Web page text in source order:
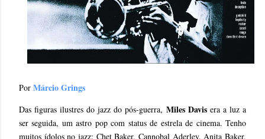
Por Márcio Grings
Das figuras ilustres do jazz do pós-guerra, Miles Davis era a luz a
ser seguida, um astro pop com status de estrela de cinema. Tenho
muitos ídolos no jazz: Chet Baker, Cannobal Aderley, Anita Baker,